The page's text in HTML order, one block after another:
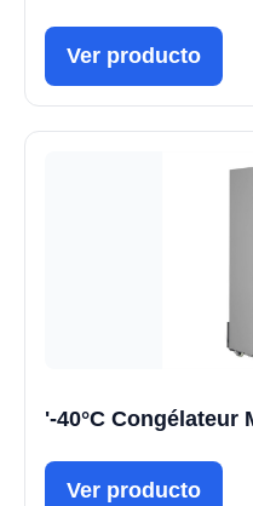
Ver producto
'-40°C Congélateur
Ver producto